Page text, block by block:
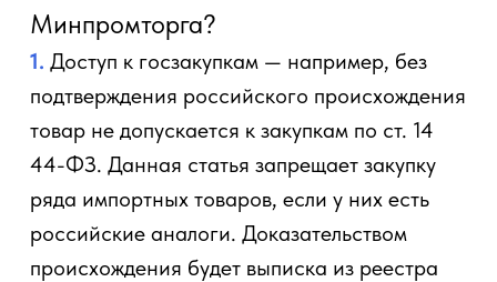
Минпромторга?
1. Доступ к госзакупкам — например, без
подтверждения российского происхождения
товар не допускается к закупкам по ст. 14
44-ФЗ. Данная статья запрещает закупку
ряда импортных товаров, если у них есть
российские аналоги. Доказательством
происхождения будет выписка из реестра